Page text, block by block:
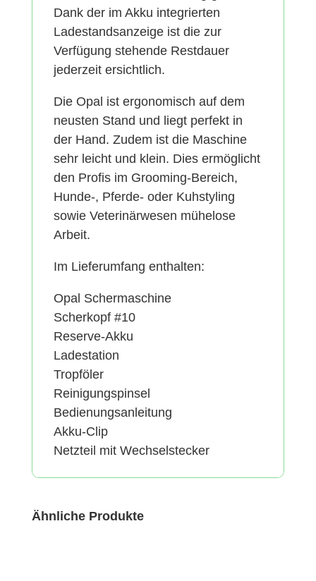
Dank der im Akku integrierten
Ladestandsanzeige ist die zur
Verfügung stehende Restdauer
jederzeit ersichtlich.
Die Opal ist ergonomisch auf dem
neusten Stand und liegt perfekt in
der Hand. Zudem ist die Maschine
sehr leicht und klein. Dies ermöglicht
den Profis im Grooming-Bereich,
Hunde-, Pferde- oder Kuhstyling
sowie Veterinärwesen mühelose
Arbeit.
Im Lieferumfang enthalten:
Opal Schermaschine
Scherkopf #10
Reserve-Akku
Ladestation
Tropföler
Reinigungspinsel
Bedienungsanleitung
Akku-Clip
Netzteil mit Wechselstecker
Ähnliche Produkte